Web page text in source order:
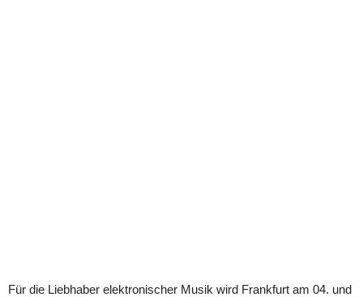
Für die Liebhaber elektronischer Musik wird Frankfurt am 04. und